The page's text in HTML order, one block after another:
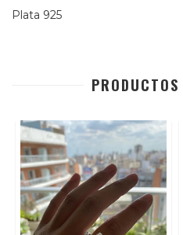
Plata 925